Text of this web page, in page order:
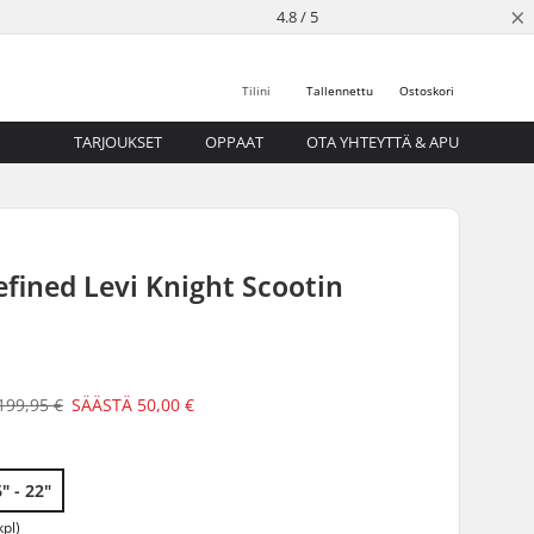
4.8 / 5 ×
Ostoskori
Tallennettu
Tilini
TARJOUKSET OPPAAT OTA YHTEYTTÄ & APU
Levi Knight Scootin
€ SÄÄSTÄ 50,00 €
- 22"